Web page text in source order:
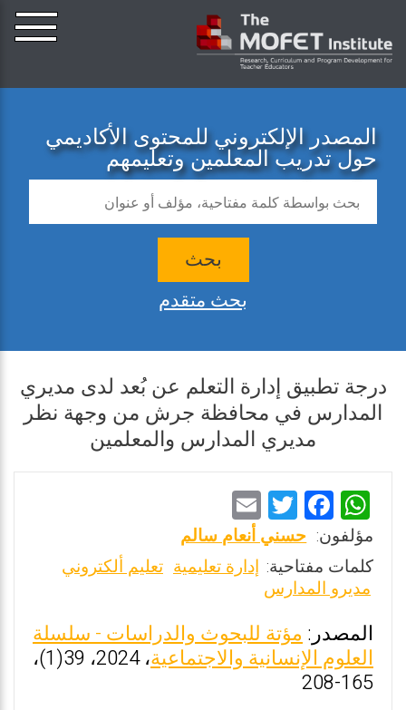
المصدر الإلكتروني للمحتوى الأكاديمي
حول تدريب المعلمين وتعليمهم
بحث
بحث متقدم
درجة تطبيق إدارة التعلم عن بُعد لدى مديري
المدارس في محافظة جرش من وجهة نظر
مديري المدارس والمعلمين
W
h
at
s
A
p
p
F
a
ce
b
o
k
T
wi
tt
er
m
ai
مؤلفون: حسني أنعام سالم
كلمات مفتاحية: إدارة تعليمية تعليم ألكتروني
مديرو المدارس
المصدر:مؤتة للبحوث والدراسات - سلسلة
العلوم الإنسانية والاجتماعية
، 2024، 39(1)،
165-208